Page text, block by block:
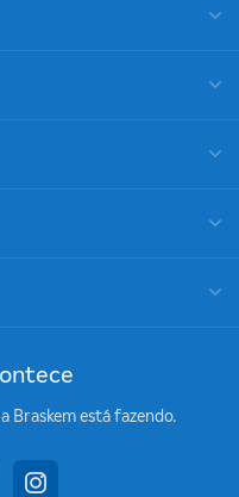
Braskem está fazendo.
instagram